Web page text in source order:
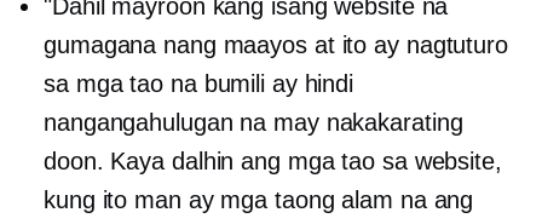
"Dahil mayroon kang isang website na
gumagana nang maayos at ito ay nagtuturo
sa mga tao na bumili ay hindi
nangangahulugan na may nakakarating
doon. Kaya dalhin ang mga tao sa website,
kung ito man ay mga taong alam na ang